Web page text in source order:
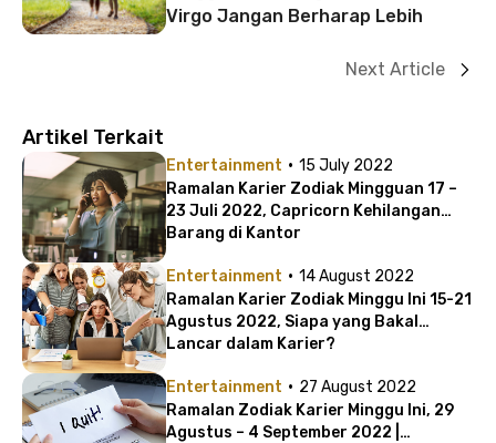
Virgo Jangan Berharap Lebih
Next Article
Artikel Terkait
Entertainment · 15 July 2022
Ramalan Karier Zodiak Mingguan 17 –
23 Juli 2022, Capricorn Kehilangan
Barang di Kantor
Entertainment · 14 August 2022
Ramalan Karier Zodiak Minggu Ini 15-21
Agustus 2022, Siapa yang Bakal
Lancar dalam Karier?
Entertainment · 27 August 2022
Ramalan Zodiak Karier Minggu Ini, 29
Agustus – 4 September 2022 |